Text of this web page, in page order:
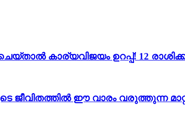
കാര്യവിജയം ഉറപ്പ്! 12
ജീവിതത്തിൽ ഈ വാരം വരുത്തുന്ന